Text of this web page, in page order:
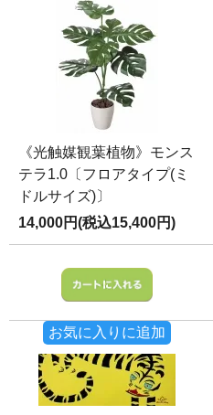
《光触媒観葉植物》モンス
テラ1.0〔フロアタイプ(ミ
ドルサイズ)〕
14,000円(税込15,400円)
お気に入りに追加